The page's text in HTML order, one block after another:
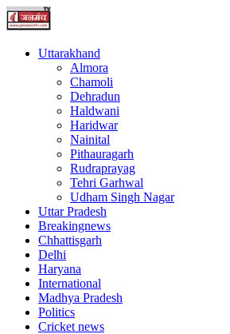
Uttarakhand
Almora
Chamoli
Dehradun
Haldwani
Haridwar
Nainital
Pithauragarh
Rudraprayag
Tehri Garhwal
Udham Singh Nagar
Uttar Pradesh
Breakingnews
Chhattisgarh
Delhi
Haryana
International
Madhya Pradesh
Politics
Cricket news